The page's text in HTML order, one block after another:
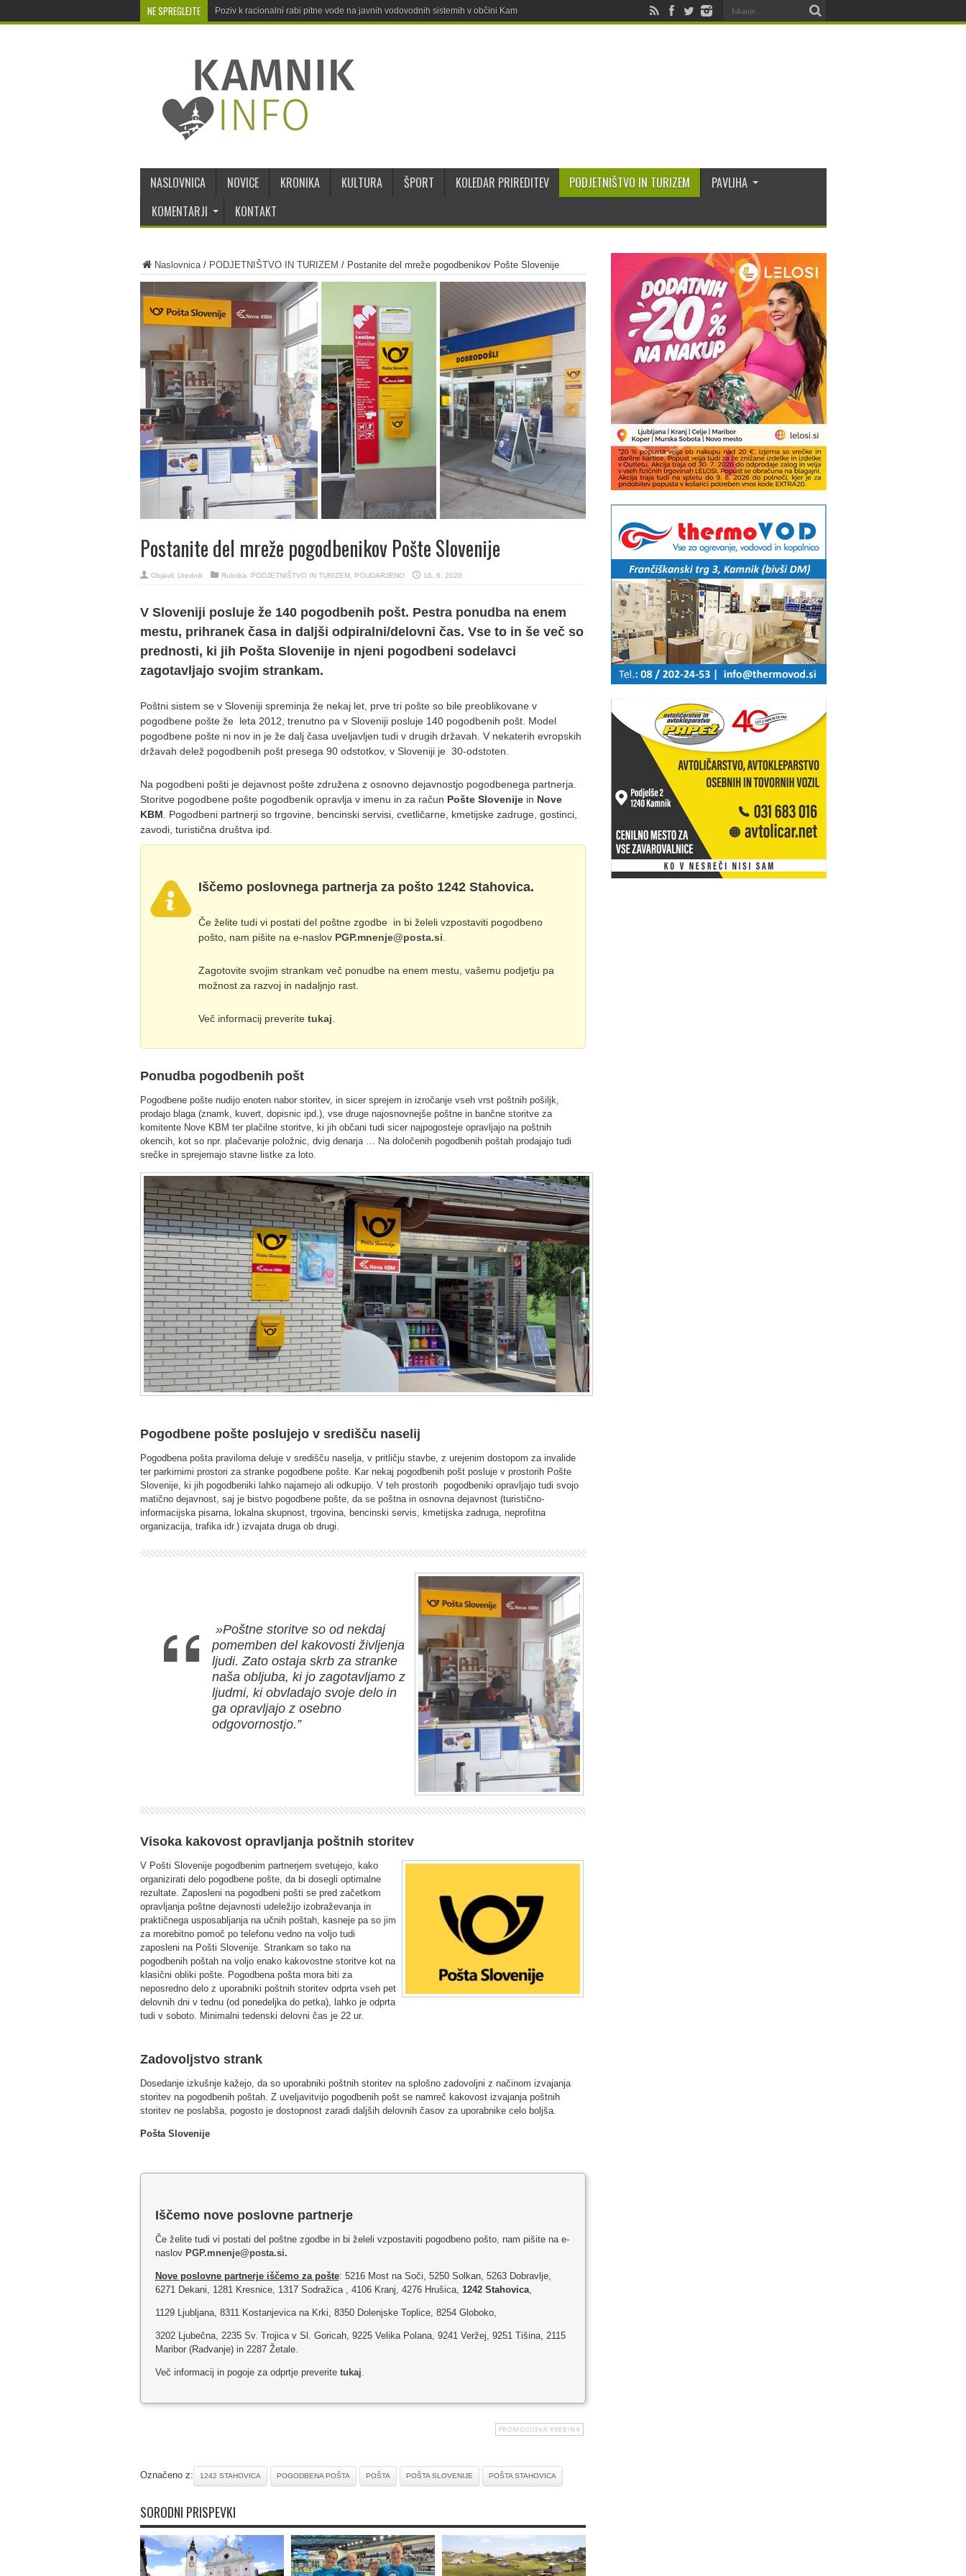
NE SPREGLEJTE Poziv k racionalni rabi pitne vode na javnih vodovodnih sistemih v občini Kamnik
NASLOVNICA NOVICE KRONIKA KULTURA ŠPORT KOLEDAR PRIREDITEV PODJETNIŠTVO IN TURIZEM
PAVLIHA
KOMENTARJI
KONTAKT
Naslovnica/ PODJETNIŠTVO IN TURIZEM / Postanite del mreže pogodbenikov Pošte Slovenije
Postanite del mreže pogodbenikov Pošte Slovenije
Objavil: Urednik Rubrika: PODJETNIŠTVO IN TURIZEM, POUDARJENO 16. 6. 2020
V Sloveniji posluje že 140 pogodbenih pošt. Pestra ponudba na enem
mestu, prihranek časa in daljši odpiralni/delovni čas. Vse to in še več so
prednosti, ki jih Pošta Slovenije in njeni pogodbeni sodelavci
zagotavljajo svojim strankam.
Poštni sistem se v Sloveniji spreminja že nekaj let, prve tri pošte so bile preoblikovane v
pogodbene pošte že leta 2012, trenutno pa v Sloveniji posluje 140 pogodbenih pošt. Model
pogodbene pošte ni nov in je že dalj časa uveljavljen tudi v drugih državah. V nekaterih evropskih
državah delež pogodbenih pošt presega 90 odstotkov, v Sloveniji je 30-odstoten.
Na pogodbeni pošti je dejavnost pošte združena z osnovno dejavnostjo pogodbenega partnerja.
Storitve pogodbene pošte pogodbenik opravlja v imenu in za račun Pošte Slovenijein Nove
KBM . Pogodbeni partnerji so trgovine, bencinski servisi, cvetličarne, kmetijske zadruge, gostinci,
zavodi, turistična društva ipd.
Iščemo poslovnega partnerja za pošto 1242 Stahovica.
Če želite tudi vi postati del poštne zgodbe in bi želeli vzpostaviti pogodbeno
pošto, nam pišite na e-naslov PGP.mnenje@posta.si
Zagotovite svojim strankam več ponudbe na enem mestu, vašemu podjetju pa
možnost za razvoj in nadaljnjo rast.
Več informacij preverite tukaj
Ponudba pogodbenih pošt
Pogodbene pošte nudijo enoten nabor storitev, in sicer sprejem in izročanje vseh vrst poštnih pošiljk,
prodajo blaga (znamk, kuvert, dopisnic ipd.), vse druge najosnovnejše poštne in bančne storitve za
komitente Nove KBM ter plačilne storitve, ki jih občani tudi sicer najpogosteje opravljajo na poštnih
okencih, kot so npr. plačevanje položnic, dvig denarja … Na določenih pogodbenih poštah prodajajo tudi
srečke in sprejemajo stavne listke za loto.
Pogodbene pošte poslujejo v središču naselij
Pogodbena pošta praviloma deluje v središču naselja, v pritličju stavbe, z urejenim dostopom za invalide
ter parkirnimi prostori za stranke pogodbene pošte. Kar nekaj pogodbenih pošt posluje v prostorih Pošte
Slovenije, ki jih pogodbeniki lahko najamejo ali odkupijo. V teh prostorih pogodbeniki opravljajo tudi svojo
matično dejavnost, saj je bistvo pogodbene pošte, da se poštna in osnovna dejavnost (turistično-
informacijska pisarna, lokalna skupnost, trgovina, bencinski servis, kmetijska zadruga, neprofitna
organizacija, trafika idr.) izvajata druga ob drugi.
»Poštne storitve so od nekdaj
pomemben del kakovosti življenja
ljudi. Zato ostaja skrb za stranke
naša obljuba, ki jo zagotavljamo z
ljudmi, ki obvladajo svoje delo in
ga opravljajo z osebno
odgovornostjo.”
Visoka kakovost opravljanja poštnih storitev
V Pošti Slovenije pogodbenim partnerjem svetujejo, kako
organizirati delo pogodbene pošte, da bi dosegli optimalne
rezultate. Zaposleni na pogodbeni pošti se pred začetkom
opravljanja poštne dejavnosti udeležijo izobraževanja in
praktičnega usposabljanja na učnih poštah, kasneje pa so jim
za morebitno pomoč po telefonu vedno na voljo tudi
zaposleni na Pošti Slovenije. Strankam so tako na
pogodbenih poštah na voljo enako kakovostne storitve kot na
klasični obliki pošte. Pogodbena pošta mora biti za
neposredno delo z uporabniki poštnih storitev odprta vseh pet
delovnih dni v tednu (od ponedeljka do petka), lahko je odprta
tudi v soboto. Minimalni tedenski delovni čas je 22 ur.
Zadovoljstvo strank
Dosedanje izkušnje kažejo, da so uporabniki poštnih storitev na splošno zadovoljni z načinom izvajanja
storitev na pogodbenih poštah. Z uveljavitvijo pogodbenih pošt se namreč kakovost izvajanja poštnih
storitev ne poslabša, pogosto je dostopnost zaradi daljših delovnih časov za uporabnike celo boljša.
Pošta Slovenije
Iščemo nove poslovne partnerje
Če želite tudi vi postati del poštne zgodbe in bi želeli vzpostaviti pogodbeno pošto, nam pišite na e-
naslov PGP.mnenje@posta.si.
Nove poslovne partnerje iščemo za pošte: 5216 Most na Soči, 5250 Solkan, 5263 Dobravlje,
6271 Dekani, 1281 Kresnice, 1317 Sodražica , 4106 Kranj, 4276 Hrušica, 1242 Stahovica,
1129 Ljubljana, 8311 Kostanjevica na Krki, 8350 Dolenjske Toplice, 8254 Globoko,
3202 Ljubečna, 2235 Sv. Trojica v Sl. Goricah, 9225 Velika Polana, 9241 Veržej, 9251 Tišina, 2115
Maribor (Radvanje) in 2287 Žetale.
Več informacij in pogoje za odprtje preverite tukaj.
Označeno z: 1242 STAHOVICA POGODBENA POŠTA POŠTA POŠTA SLOVENIJE POŠTA STAHOVICA
SORODNI PRISPEVKI